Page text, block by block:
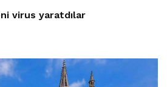
virus yaratdılar